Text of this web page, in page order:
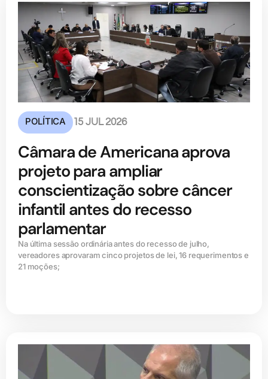
POLÍTICA 15 JUL 2026
Câmara de Americana aprova
projeto para ampliar
conscientização sobre câncer
infantil antes do recesso
parlamentar
Na última sessão ordinária antes do recesso de julho,
vereadores aprovaram cinco projetos de lei, 16 requerimentos e
21 moções;